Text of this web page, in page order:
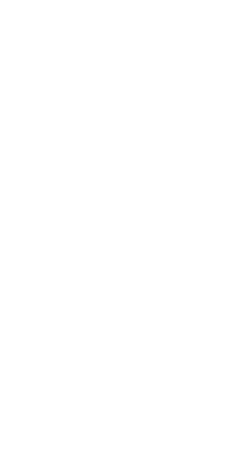
Voir
If you are ever
steadfast?" you
If ever there was a
steadfast, then the